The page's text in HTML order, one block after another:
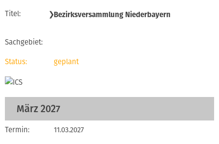
❯Bezirksversammlung Niederbayern
geplant
März 2027
11.03.2027